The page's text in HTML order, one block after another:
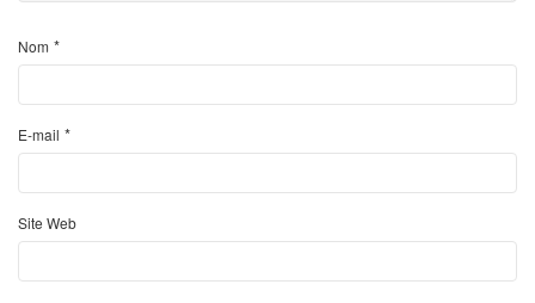
Nom *
E-mail *
Site Web